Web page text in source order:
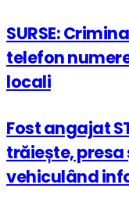
SURSE:
telefon
locali
Fost angajat
trăiește,
vehiculând